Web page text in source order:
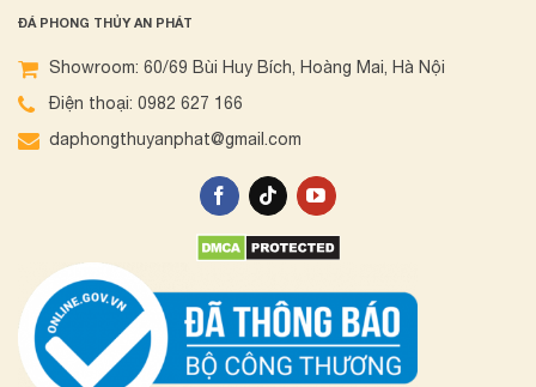
ĐÁ PHONG THỦY AN PHÁT
Showroom: 60/69 Bùi Huy Bích, Hoàng Mai, Hà Nội
Điện thoại: 0982 627 166
daphongthuyanphat@gmail.com